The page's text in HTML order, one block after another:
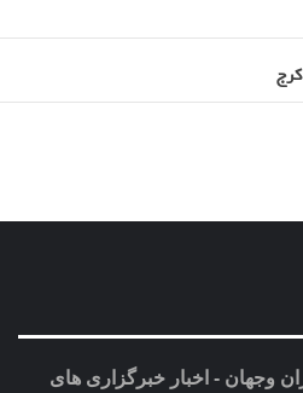
وجهان - اخبار خبرگزاری های